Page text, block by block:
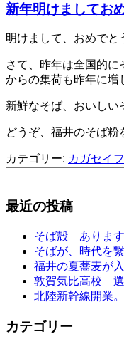
新年明けましてお
明けまして、おめでと
さて、昨年は全国的
からの集荷も昨年に増
新鮮なそば、おいしい
どうぞ、福井のそば粉
カテゴリー: カガセイ
最近の投稿
そば殻 あります
そばが、時代を繋
福井の夏蕎麦が
敦賀気比高校 選
北陸新幹線開業
カテゴリー